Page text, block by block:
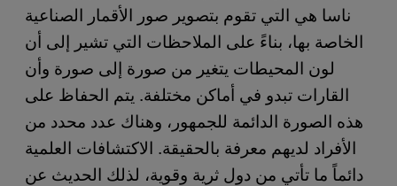
ناسا هي التي تقوم بتصوير صور الأقمار الصناعية
الخاصة بها، بناءً على الملاحظات التي تشير إلى أن
لون المحيطات يتغير من صورة إلى صورة وأن
القارات تبدو في أماكن مختلفة. يتم الحفاظ على
هذه الصورة الدائمة للجمهور، وهناك عدد محدد من
الأفراد لديهم معرفة بالحقيقة. الاكتشافات العلمية
دائماً ما تأتي من دول ثرية وقوية، لذلك الحديث عن